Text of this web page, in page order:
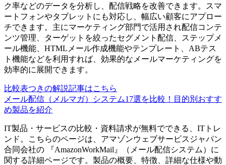
ク率などのデータを分析し、配信戦略を改善できます。スマ
ートフォンやタブレットにも対応し、幅広い顧客にアプロー
チできます。主にマーケティング部門で活用され配信コンテ
ンツ管理、ターゲットを絞ったセグメント配信、ステップメ
ール機能、HTMLメール作成機能やテンプレート、ABテス
ト機能などを利用すれば、効果的なメールマーケティングを
効率的に展開できます。
比較表つきの解説記事はこちら
メール配信（メルマガ）システム17選を比較！目的別おすす
め製品を紹介
IT製品・サービスの比較・資料請求が無料でできる、ITトレ
ンド。こちらのページは、 アマゾンウェブサービスジャパン
合同会社の 『AmazonWorkMail 』（ メール配信システム ）に
関する詳細ページです。製品の概要、特徴、詳細な仕様や動